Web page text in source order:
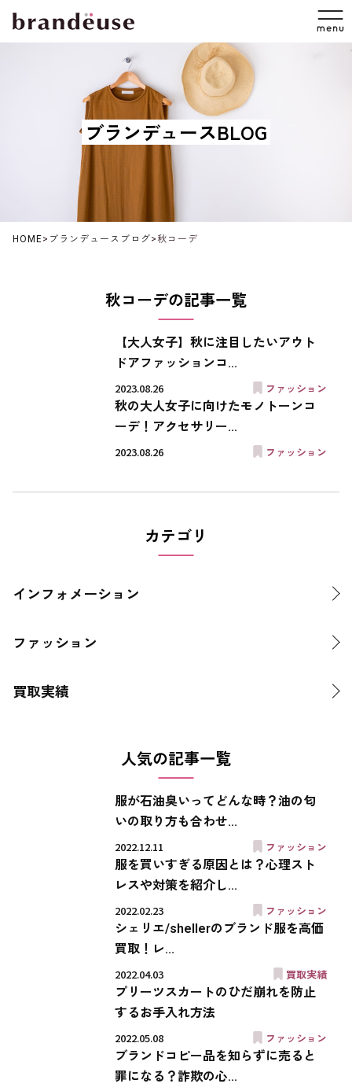
ブランデュースBLOG
HOME> ブランデュースブログ> 秋コーデ
秋コーデの記事一覧
【大人女子】秋に注目したいアウト
ドアファッションコ...
2023.08.26
ファッション
秋の大人女子に向けたモノトーンコ
ーデ！アクセサリー...
2023.08.26
ファッション
カテゴリ
インフォメーション
ファッション
買取実績
人気の記事一覧
服が石油臭いってどんな時？油の匂
いの取り方も合わせ...
2022.12.11
ファッション
服を買いすぎる原因とは？心理スト
レスや対策を紹介し...
2022.02.23
ファッション
シェリエ/shellerのブランド服を高価
買取！レ...
2022.04.03
買取実績
プリーツスカートのひだ崩れを防止
するお手入れ方法
2022.05.08
ファッション
ブランドコピー品を知らずに売ると
罪になる？詐欺の心...